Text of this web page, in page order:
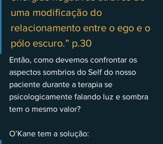
uma modificação do
relacionamento entre o ego e o
pólo escuro.” p.30
Então, como devemos confrontar os
aspectos sombrios do Self do nosso
paciente durante a terapia se
psicologicamente falando luz e sombra
tem o mesmo valor?
O’Kane tem a solução: